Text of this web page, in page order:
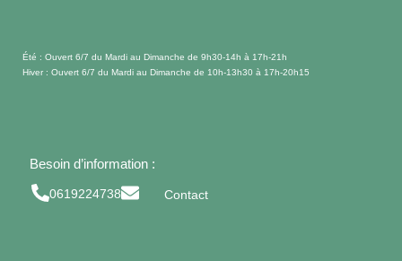
contenuÉté : Ouvert 6/7 du Mardi au Dimanche de 9h30-14h à 17h-21h
Hiver : Ouvert 6/7 du Mardi au Dimanche de 10h-13h30 à 17h-20h15
Besoin d’information :
0619224738 Contact